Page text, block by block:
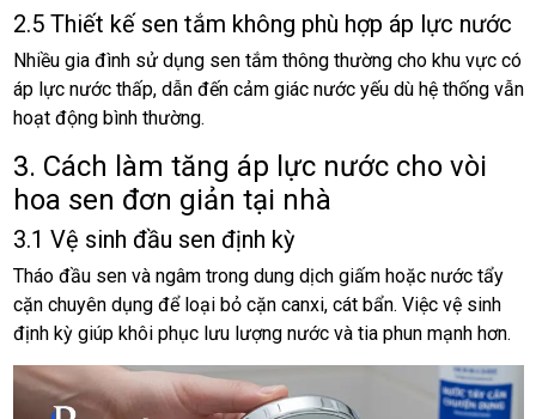
2.5 Thiết kế sen tắm không phù hợp áp lực nước
Nhiều gia đình sử dụng sen tắm thông thường cho khu vực có
áp lực nước thấp, dẫn đến cảm giác nước yếu dù hệ thống vẫn
hoạt động bình thường.
3. Cách làm tăng áp lực nước cho vòi
hoa sen đơn giản tại nhà
3.1 Vệ sinh đầu sen định kỳ
Tháo đầu sen và ngâm trong dung dịch giấm hoặc nước tẩy
cặn chuyên dụng để loại bỏ cặn canxi, cát bẩn. Việc vệ sinh
định kỳ giúp khôi phục lưu lượng nước và tia phun mạnh hơn.